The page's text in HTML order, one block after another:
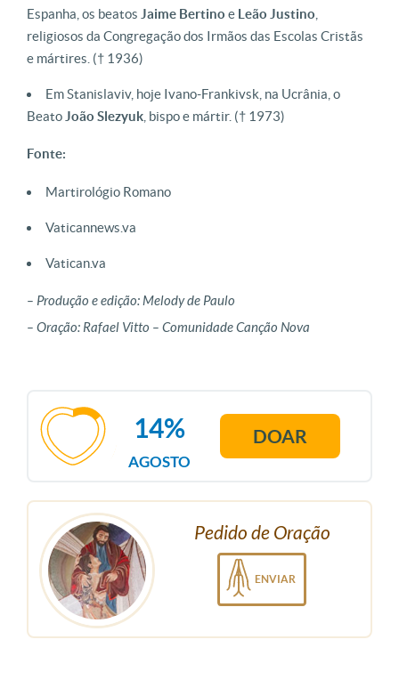
Espanha, os beatos Jaime Bertino e Leão Justino
religiosos da Congregação dos Irmãos das Escolas Cristãs
e mártires. († 1936)
Em Stanislaviv, hoje Ivano-Frankivsk, na Ucrânia, o
Beato João Slezyuk , bispo e mártir. († 1973)
Fonte:
Martirológio Romano
Vaticannews.va
Vatican.va
– Produção e edição: Melody de Paulo
– Oração: Rafael Vitto – Comunidade Canção Nova
AGOSTO
14% DOAR
Pedido de Oração
ENVIAR